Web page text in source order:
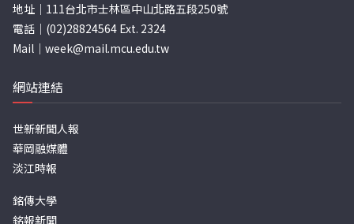
地址｜111台北市士林區中山北路五段250號
電話｜(02)28824564 Ext. 2324
Mail｜ week@mail.mcu.edu.tw
網站連結
世新新聞人報
華岡融媒體
淡江時報
銘傳大學
銘報新聞